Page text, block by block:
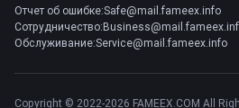
Отчет об ошибке:Safe@mail.fameex.info
Обслуживание:Service@mail.fameex.info
Copyright © 2022-2026 FAMEEX.COM All